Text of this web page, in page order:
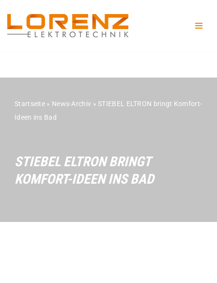
Zum
Inhalt
Startseite » News-Archiv » STIEBEL ELTRON bringt Komfort-
Ideen ins Bad
STIEBEL ELTRON BRINGT
KOMFORT-IDEEN INS BAD